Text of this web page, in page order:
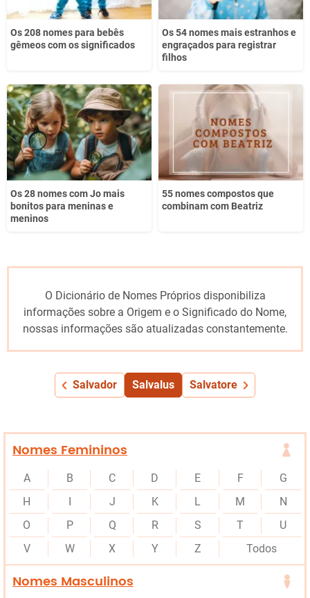
Os 208 nomes para bebês
gêmeos com os significados
Os 54 nomes mais estranhos e
engraçados para registrar
filhos
Os 28 nomes com Jo mais
bonitos para meninas e
meninos
55 nomes compostos que
combinam com Beatriz
O Dicionário de Nomes Próprios disponibiliza
informações sobre a Origem e o Significado do Nome,
nossas informações são atualizadas constantemente.
Salvador Salvalus Salvatore
Nomes Femininos
A B C D E F
G
H
J K L M
N
O
P Q R S T
U
V
W X Y Z Todos
Nomes Masculinos